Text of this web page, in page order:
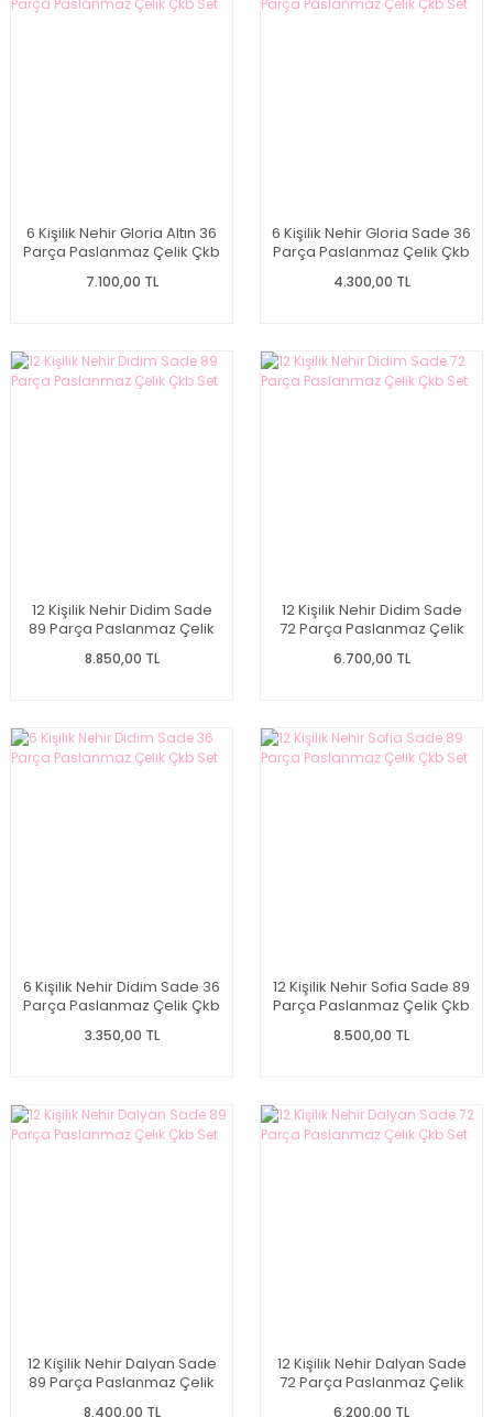
6 Kişilik Nehir Gloria Altın 36
Parça Paslanmaz Çelik Çkb
7.100,00 TL
6 Kişilik Nehir Gloria Sade 36
Parça Paslanmaz Çelik Çkb
4.300,00 TL
12 Kişilik Nehir Didim Sade
89 Parça Paslanmaz Çelik
8.850,00 TL
12 Kişilik Nehir Didim Sade
72 Parça Paslanmaz Çelik
6.700,00 TL
6 Kişilik Nehir Didim Sade 36
Parça Paslanmaz Çelik Çkb
3.350,00 TL
12 Kişilik Nehir Sofia Sade 89
Parça Paslanmaz Çelik Çkb
8.500,00 TL
12 Kişilik Nehir Dalyan Sade
89 Parça Paslanmaz Çelik
8.400,00 TL
12 Kişilik Nehir Dalyan Sade
72 Parça Paslanmaz Çelik
6.200,00 TL